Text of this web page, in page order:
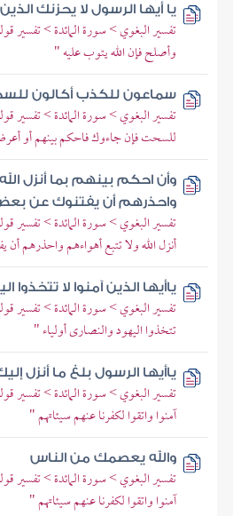
يا أيها الرسول لا يحزنك
تفسير البغوي > سورة المائدة > تفسير
وأصلح فإن الله يتوب عليه "
سماعون للكذب أكالون
تفسير البغوي > سورة المائدة > تفسير
للسحت فإن جاءوك فاحكم بينهم أو
وأن احكم بينهم بما أنزل
واحذرهم أن يفتنوك عن بعض
تفسير البغوي > سورة المائدة > تفسير
أنزل الله ولا تتبع أهواءهم واحذرهم أن
ياأيها الذين آمنوا لا تتخذوا
تفسير البغوي > سورة المائدة > تفسير
تتخذوا اليهود والنصارى أولياء "
ياأيها الرسول بلغ ما أنزل
تفسير البغوي > سورة المائدة > تفسير
آمنوا واتقوا لكفرنا عنهم سيئاتهم "
والله يعصمك من الناس
تفسير البغوي > سورة المائدة > تفسير
آمنوا واتقوا لكفرنا عنهم سيئاتهم "